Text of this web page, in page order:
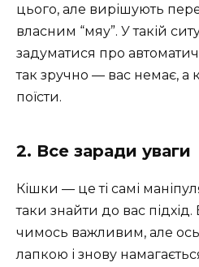
цього, але вирішують
власним “мяу”. У такій
задуматися про
так зручно — вас немає, а
поїсти.
2. Все заради уваги
Кішки — це ті самі
таки знайти до вас
чимось важливим, але ось
лапкою і знову